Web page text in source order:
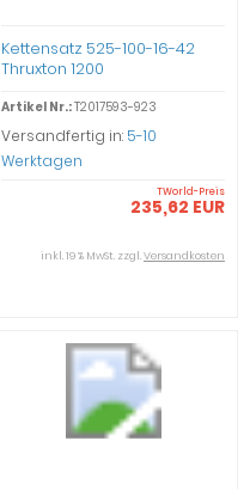
Kettensatz 525-100-16-42
Thruxton 1200
Artikel Nr.:T2017593-923
Versandfertig in: 5-10
Werktagen
TWorld-Preis
235,62 EUR
inkl. 19 % MwSt. zzgl.Versandkosten